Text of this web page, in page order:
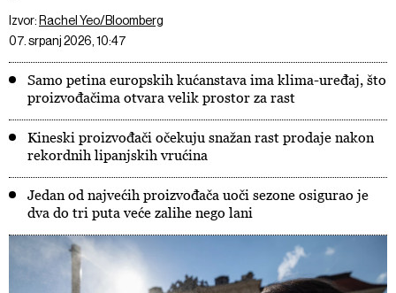
Izvor: Rachel Yeo/Bloomberg
07. srpanj 2026, 10:47
Samo petina europskih kućanstava ima klima-uređaj, što
proizvođačima otvara velik prostor za rast
Kineski proizvođači očekuju snažan rast prodaje nakon
rekordnih lipanjskih vrućina
Jedan od najvećih proizvođača uoči sezone osigurao je
dva do tri puta veće zalihe nego lani